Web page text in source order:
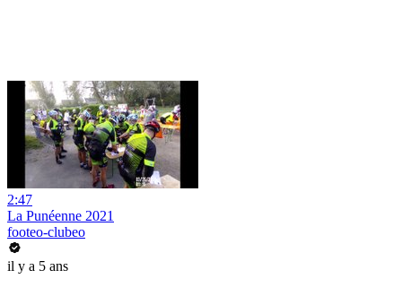
2:47
La Punéenne 2021
footeo-clubeo
il y a 5 ans